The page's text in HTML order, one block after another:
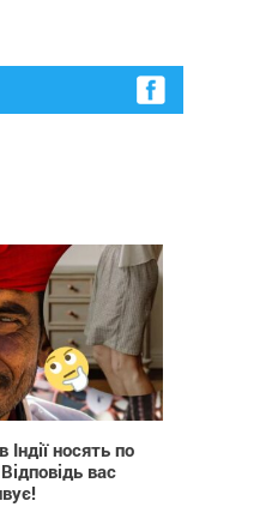
280
носять по
вас